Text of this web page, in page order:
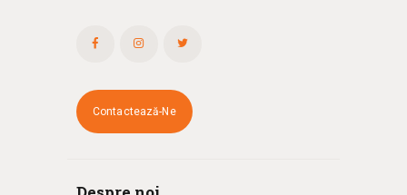
Contactează-Ne